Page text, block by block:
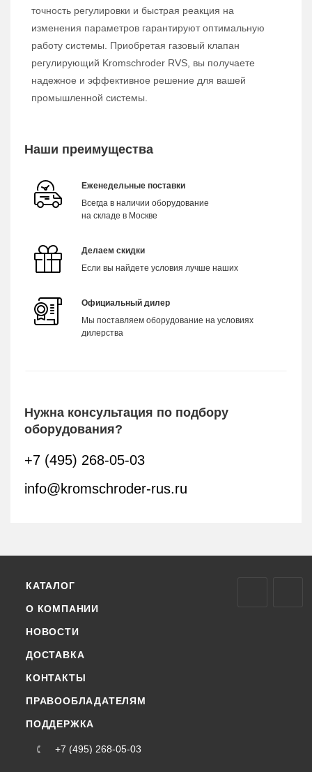
точность регулировки и быстрая реакция на
изменения параметров гарантируют оптимальную
работу системы. Приобретая газовый клапан
регулирующий Kromschroder RVS, вы получаете
надежное и эффективное решение для вашей
промышленной системы.
Наши преимущества
Еженедельные поставки
Всегда в наличии оборудование
на складе в Москве
Делаем скидки
Если вы найдете условия лучше наших
Официальный дилер
Мы поставляем оборудование на условиях
дилерства
Нужна консультация по подбору
оборудования?
+7 (495) 268-05-03
info@kromschroder-rus.ru
КАТАЛОГ
О КОМПАНИИ
НОВОСТИ
ДОСТАВКА
КОНТАКТЫ
ПРАВООБЛАДАТЕЛЯМ
ПОДДЕРЖКА
+7 (495) 268-05-03